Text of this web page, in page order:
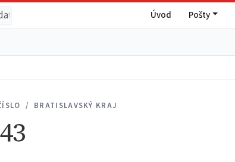
Úvod Pošty
/ BRATISLAVSKÝ KRAJ